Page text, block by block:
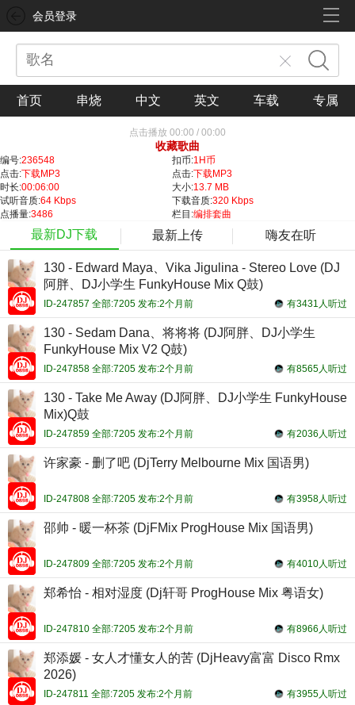
会员登录
首页 串烧 中文 英文 车载 专属
点击播放 00:00 / 00:00
收藏歌曲
编号:236548 扣币:1H币
点击:下载MP3 点击:下载MP3
时长:00:06:00 大小:13.7 MB
试听音质:64 Kbps 下载音质:320 Kbps
点播量:3486 栏目:编排套曲
最新DJ下载 最新上传 嗨友在听
130 - Edward Maya、Vika Jigulina - Stereo Love (DJ
阿胖、DJ小学生 FunkyHouse Mix Q鼓)
有3431人听过
ID-247857 全部:7205 发布:2个月前
130 - Sedam Dana、将将将 (DJ阿胖、DJ小学生
FunkyHouse Mix V2 Q鼓)
有8565人听过
ID-247858 全部:7205 发布:2个月前
130 - Take Me Away (DJ阿胖、DJ小学生 FunkyHouse
Mix)Q鼓
有2036人听过
ID-247859 全部:7205 发布:2个月前
许家豪 - 删了吧 (DjTerry Melbourne Mix 国语男)
有3958人听过
ID-247808 全部:7205 发布:2个月前
邵帅 - 暖一杯茶 (DjFMix ProgHouse Mix 国语男)
有4010人听过
ID-247809 全部:7205 发布:2个月前
郑希怡 - 相对湿度 (Dj轩哥 ProgHouse Mix 粤语女)
有8966人听过
ID-247810 全部:7205 发布:2个月前
郑添媛 - 女人才懂女人的苦 (DjHeavy富富 Disco Rmx
2026)
有3955人听过
ID-247811 全部:7205 发布:2个月前